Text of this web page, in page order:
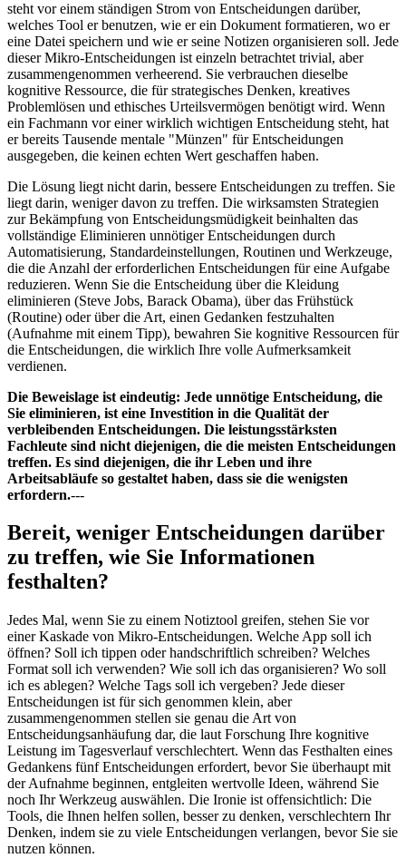
steht vor einem ständigen Strom von Entscheidungen darüber,
welches Tool er benutzen, wie er ein Dokument formatieren, wo er
eine Datei speichern und wie er seine Notizen organisieren soll. Jede
dieser Mikro-Entscheidungen ist einzeln betrachtet trivial, aber
zusammengenommen verheerend. Sie verbrauchen dieselbe
kognitive Ressource, die für strategisches Denken, kreatives
Problemlösen und ethisches Urteilsvermögen benötigt wird. Wenn
ein Fachmann vor einer wirklich wichtigen Entscheidung steht, hat
er bereits Tausende mentale "Münzen" für Entscheidungen
ausgegeben, die keinen echten Wert geschaffen haben.
Die Lösung liegt nicht darin, bessere Entscheidungen zu treffen. Sie
liegt darin, weniger davon zu treffen. Die wirksamsten Strategien
zur Bekämpfung von Entscheidungsmüdigkeit beinhalten das
vollständige Eliminieren unnötiger Entscheidungen durch
Automatisierung, Standardeinstellungen, Routinen und Werkzeuge,
die die Anzahl der erforderlichen Entscheidungen für eine Aufgabe
reduzieren. Wenn Sie die Entscheidung über die Kleidung
eliminieren (Steve Jobs, Barack Obama), über das Frühstück
(Routine) oder über die Art, einen Gedanken festzuhalten
(Aufnahme mit einem Tipp), bewahren Sie kognitive Ressourcen für
die Entscheidungen, die wirklich Ihre volle Aufmerksamkeit
verdienen.
Die Beweislage ist eindeutig: Jede unnötige Entscheidung, die
Sie eliminieren, ist eine Investition in die Qualität der
verbleibenden Entscheidungen. Die leistungsstärksten
Fachleute sind nicht diejenigen, die die meisten Entscheidungen
treffen. Es sind diejenigen, die ihr Leben und ihre
Arbeitsabläufe so gestaltet haben, dass sie die wenigsten
erfordern.---
Bereit, weniger Entscheidungen darüber
zu treffen, wie Sie Informationen
festhalten?
Jedes Mal, wenn Sie zu einem Notiztool greifen, stehen Sie vor
einer Kaskade von Mikro-Entscheidungen. Welche App soll ich
öffnen? Soll ich tippen oder handschriftlich schreiben? Welches
Format soll ich verwenden? Wie soll ich das organisieren? Wo soll
ich es ablegen? Welche Tags soll ich vergeben? Jede dieser
Entscheidungen ist für sich genommen klein, aber
zusammengenommen stellen sie genau die Art von
Entscheidungsanhäufung dar, die laut Forschung Ihre kognitive
Leistung im Tagesverlauf verschlechtert. Wenn das Festhalten eines
Gedankens fünf Entscheidungen erfordert, bevor Sie überhaupt mit
der Aufnahme beginnen, entgleiten wertvolle Ideen, während Sie
noch Ihr Werkzeug auswählen. Die Ironie ist offensichtlich: Die
Tools, die Ihnen helfen sollen, besser zu denken, verschlechtern Ihr
Denken, indem sie zu viele Entscheidungen verlangen, bevor Sie sie
nutzen können.